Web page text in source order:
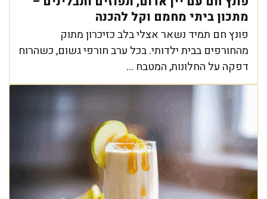
מתכון ביתי מחמם וקל להכנה
פונץ חם תמיד נשאר אצלי בלב כזיכרון מתוק
מהחורפים בבית ילדותי. בכל ערב חורפי גשום, כשהרוח
דפקה על החלונות, המטבח ...